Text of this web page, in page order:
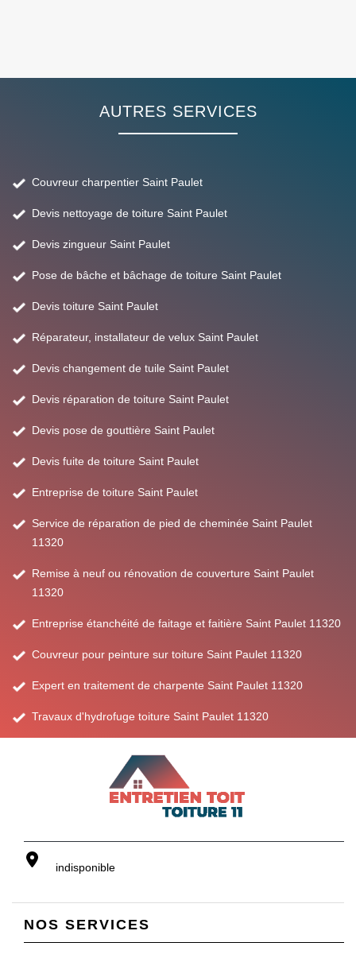
AUTRES SERVICES
Couvreur charpentier Saint Paulet
Devis nettoyage de toiture Saint Paulet
Devis zingueur Saint Paulet
Pose de bâche et bâchage de toiture Saint Paulet
Devis toiture Saint Paulet
Réparateur, installateur de velux Saint Paulet
Devis changement de tuile Saint Paulet
Devis réparation de toiture Saint Paulet
Devis pose de gouttière Saint Paulet
Devis fuite de toiture Saint Paulet
Entreprise de toiture Saint Paulet
Service de réparation de pied de cheminée Saint Paulet
11320
Remise à neuf ou rénovation de couverture Saint Paulet
11320
Entreprise étanchéité de faitage et faitière Saint Paulet 11320
Couvreur pour peinture sur toiture Saint Paulet 11320
Expert en traitement de charpente Saint Paulet 11320
Travaux d'hydrofuge toiture Saint Paulet 11320
indisponible
NOS SERVICES